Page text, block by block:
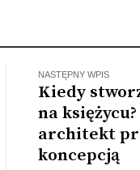
NASTĘPNY WPIS
Kiedy
na
architekt
koncepcją